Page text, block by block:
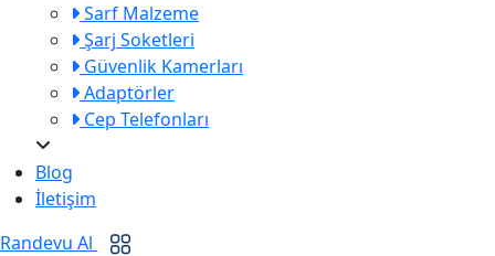
Sarf Malzeme
Şarj Soketleri
Güvenlik Kamerları
Adaptörler
Cep Telefonları
Blog
İletişim
Randevu Al